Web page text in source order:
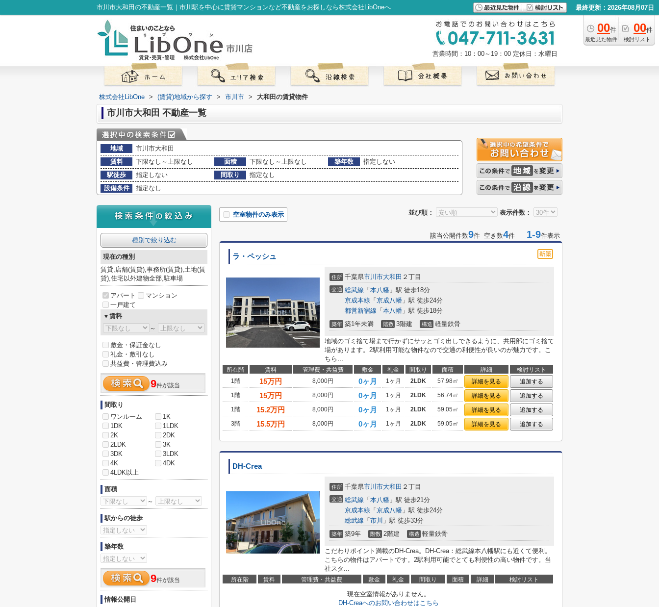
市川市大和田の不動産一覧｜市川駅を中心に賃貸マンションなど不動産をお探しなら株式会社LibOneへ 最終更新：2026年08月07日
00件
最近見た物件
00件
検討リスト
営業時間：10：00～19：00 定休日：水曜日
株式会社LibOne > (賃貸)地域から探す > 市川市 > 大和田の賃貸物件
市川市大和田 不動産一覧
地域
市川市大和田
賃料
下限なし～上限なし 面積 下限なし～上限なし 築年数
指定しない
駅徒歩
指定しない 間取り
指定なし
設備条件
指定なし
並び順： 表示件数：
空室物件のみ表示
該当公開件数9件 空き数4件 1-9件表示
ラ・ペッシュ
住所 千葉県市川市大和田 ２丁目
交通 総武線 「 本八幡 」駅 徒歩18分
京成本線 「 京成八幡 」駅 徒歩24分
都営新宿線 「 本八幡 」駅 徒歩18分
築年 築1年未満 階数 3階建 構造 軽量鉄骨
地域のゴミ捨て場まで行かずにサッとゴミ出しできるように、共用部にゴミ捨て
場があります。2駅利用可能な物件なので交通の利便性が良いのが魅力です。こ
ちら...
所在階 賃料 管理費・共益費 敷金 礼金 間取り 面積 詳細
検討リスト
1階
15万円 8,000円 0ヶ月 1ヶ月 2LDK 57.98㎡ 詳細を見る
追加する
1階
15万円 8,000円 0ヶ月 1ヶ月 2LDK 56.74㎡ 詳細を見る
追加する
1階
15.2万円 8,000円 0ヶ月 1ヶ月 2LDK 59.05㎡ 詳細を見る
追加する
3階
15.5万円 8,000円 0ヶ月 1ヶ月 2LDK 59.05㎡ 詳細を見る 追加する
DH-Crea
住所 千葉県市川市大和田 ２丁目
交通 総武線 「 本八幡 」駅 徒歩21分
京成本線 「 京成八幡 」駅 徒歩24分
総武線 「 市川 」駅 徒歩33分
築年 築9年 階数 2階建 構造 軽量鉄骨
こだわりポイント満載のDH-Crea。DH-Crea：総武線本八幡駅にも近くて便利。
こちらの物件はアパートです。2駅利用可能でとても利便性の高い物件です。当
社スタ...
所在階 賃料 管理費・共益費 敷金 礼金 間取り 面積 詳細 検討リスト
現在空室情報がありません。
DH-Creaへのお問い合わせはこちら
種別で絞り込む
現在の種別
賃貸,店舗(賃貸),事務所(賃貸),土地(賃
貸),住宅以外建物全部,駐車場
アパート
マンション
一戸建て
▼賃料
～
敷金・保証金なし
礼金・敷引なし
共益費・管理費込み
9件が該当
間取り
ワンルーム
1K
1DK
1LDK
2K
2DK
2LDK
3K
3DK
3LDK
4K
4DK
4LDK以上
面積
～
駅からの徒歩
築年数
9件が該当
情報公開日